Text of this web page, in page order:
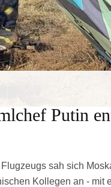
Putin
sah sich
Kollegen an - mit